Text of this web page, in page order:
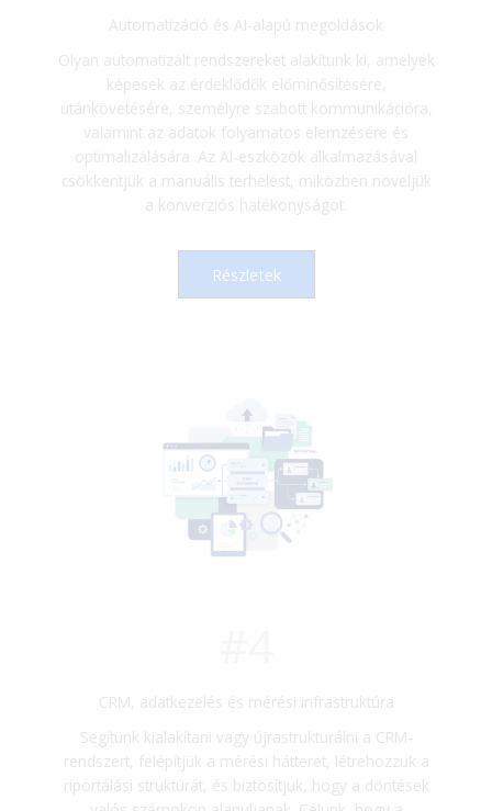
Automatizáció és AI-alapú megoldások
Olyan automatizált rendszereket alakítunk ki, amelyek
képesek az érdeklődők előminősítésére,
utánkövetésére, személyre szabott kommunikációra,
valamint az adatok folyamatos elemzésére és
optimalizálására. Az AI-eszközök alkalmazásával
csökkentjük a manuális terhelést, miközben növeljük
a konverziós hatékonyságot.
Részletek
CRM, adatkezelés és mérési infrastruktúra
Segítünk kialakítani vagy újrastrukturálni a CRM-
rendszert, felépítjük a mérési hátteret, létrehozzuk a
riportálási struktúrát, és biztosítjuk, hogy a döntések